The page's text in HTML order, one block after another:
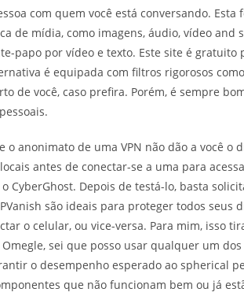
com quem você está conversando.
de mídia, como imagens, áudio, vídeo
papo por vídeo e texto. Este site é
é equipada com filtros rigorosos
de você, caso prefira. Porém, é sempre
o anonimato de uma VPN não dão a você
antes de conectar-se a uma para
CyberGhost. Depois de testá-lo, basta
são ideais para proteger todos seus
o celular, ou vice-versa. Para mim, isso
sei que posso usar qualquer um
o desempenho esperado ao spherical
que não funcionam bem ou já